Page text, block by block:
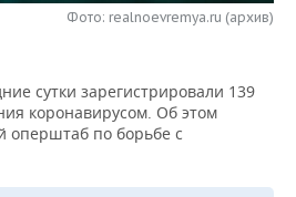
Фото: realnoevremya.ru (архив)
сутки зарегистрировали 139
коронавирусом. Об этом
оперштаб по борьбе с